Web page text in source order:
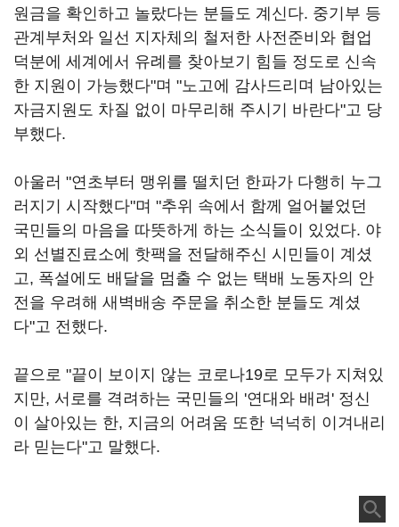
원금을 확인하고 놀랐다는 분들도 계신다. 중기부 등
관계부처와 일선 지자체의 철저한 사전준비와 협업
덕분에 세계에서 유례를 찾아보기 힘들 정도로 신속
한 지원이 가능했다"며 "노고에 감사드리며 남아있는
자금지원도 차질 없이 마무리해 주시기 바란다"고 당
부했다.
아울러 "연초부터 맹위를 떨치던 한파가 다행히 누그
러지기 시작했다"며 "추위 속에서 함께 얼어붙었던
국민들의 마음을 따뜻하게 하는 소식들이 있었다. 야
외 선별진료소에 핫팩을 전달해주신 시민들이 계셨
고, 폭설에도 배달을 멈출 수 없는 택배 노동자의 안
전을 우려해 새벽배송 주문을 취소한 분들도 계셨
다"고 전했다.
끝으로 "끝이 보이지 않는 코로나19로 모두가 지쳐있
지만, 서로를 격려하는 국민들의 '연대와 배려' 정신
이 살아있는 한, 지금의 어려움 또한 넉넉히 이겨내리
라 믿는다"고 말했다.